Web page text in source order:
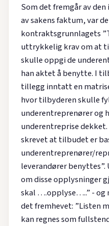
Som det fremgår av
av sakens faktum, var
kontraktsgrunnlagets
uttrykkelig krav om at
skulle oppgi de
han aktet å benytte. I
tillegg inntatt en
hvor tilbyderen skulle
underentreprenører og
underentreprise
skrevet at tilbudet er
underentreprenører/
leverandører
om disse opplysninger
skal ….opplyse…..” - og
det fremhevet: ”Listen
kan regnes som